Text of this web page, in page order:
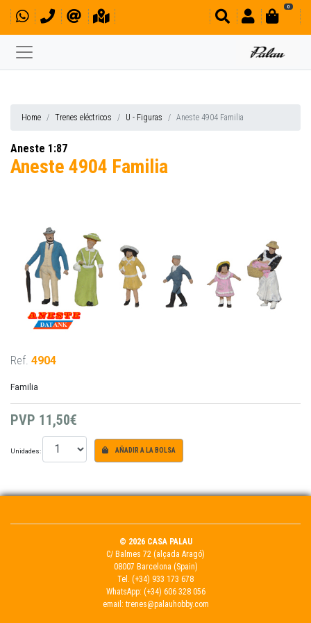
0
Home Trenes eléctricos U - Figuras Aneste 4904 Familia
Aneste 1:87
Aneste 4904 Familia
Ref. 4904
Familia
PVP 11,50€
Unidades: AÑADIR A LA BOLSA
© 2026 CASA PALAU
C/ Balmes 72 (alçada Aragó)
08007 Barcelona (Spain)
Tel. (+34) 933 173 678
WhatsApp: (+34) 606 328 056
email: trenes@palauhobby.com